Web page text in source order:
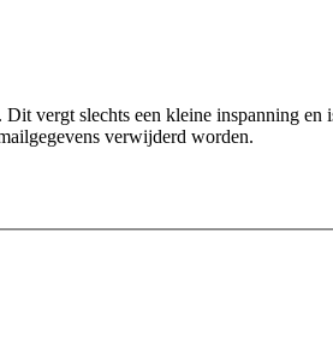
vergt slechts een kleine inspanning
verwijderd worden.